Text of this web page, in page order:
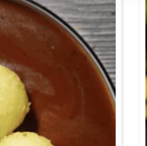
deftige